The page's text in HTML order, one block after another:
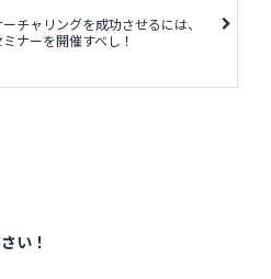
ーチャリングを成功させるには、
ナーを開催すべし！
い！